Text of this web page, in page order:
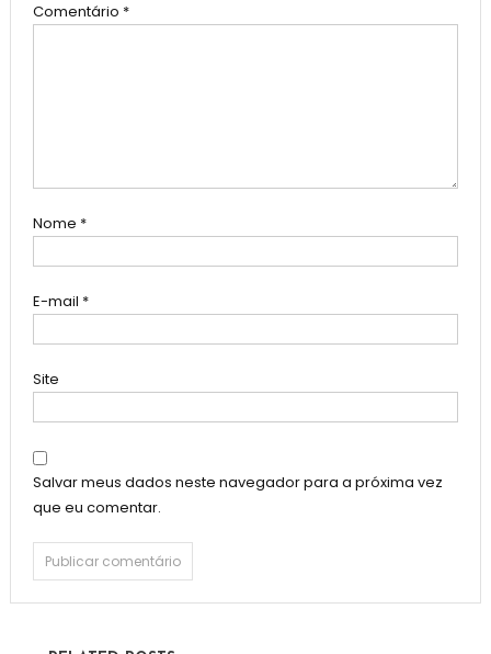
Comentário *
Nome *
E-mail *
Site
Salvar meus dados neste navegador para a próxima vez
que eu comentar.